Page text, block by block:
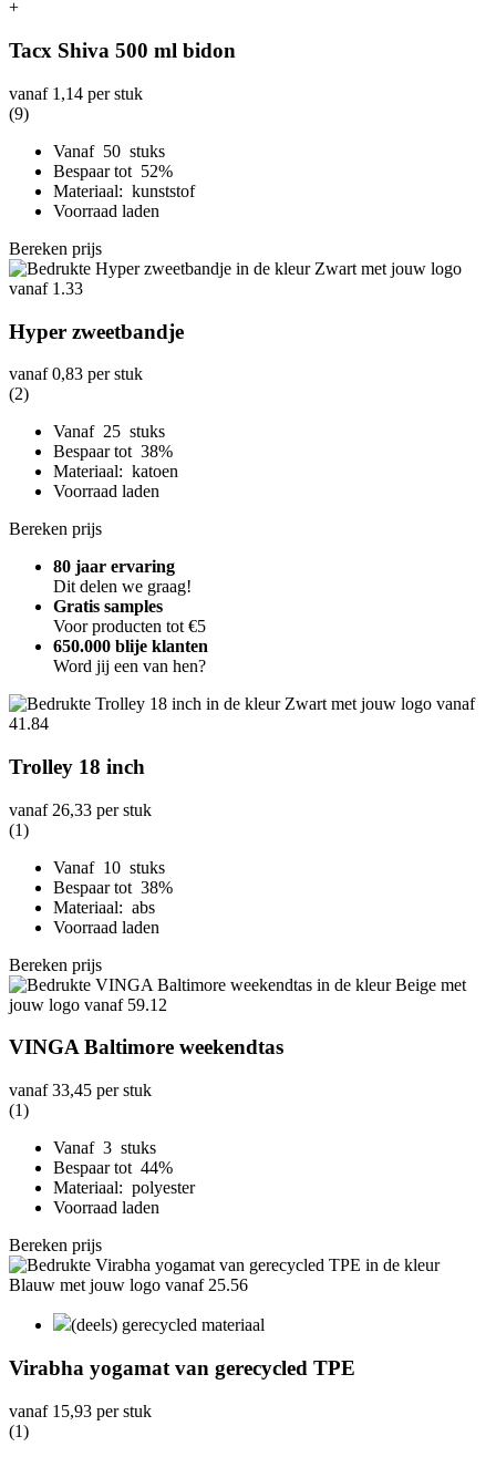
+
Tacx Shiva 500 ml bidon
vanaf 1,14 per stuk
(9)
Vanaf 50 stuks
Bespaar tot 52%
Materiaal: kunststof
Voorraad laden
Bereken prijs
Hyper zweetbandje
vanaf0,83 per stuk
(2)
Vanaf 25 stuks
Bespaar tot 38%
Materiaal: katoen
Voorraad laden
Bereken prijs
80 jaar ervaring
Dit delen we graag!
Gratis samples
Voor producten tot €5
650.000 blije klanten
Word jij een van hen?
Trolley 18 inch
vanaf 26,33 per stuk
(1)
Vanaf 10 stuks
Bespaar tot 38%
Materiaal: abs
Voorraad laden
Bereken prijs
VINGA Baltimore weekendtas
vanaf33,45 per stuk
(1)
Vanaf 3 stuks
Bespaar tot 44%
Materiaal: polyester
Voorraad laden
Bereken prijs
(deels) gerecycled materiaal
Virabha yogamat van gerecycled TPE
vanaf 15,93 per stuk
(1)